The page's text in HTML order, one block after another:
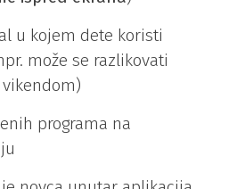
u kojem dete koristi
može se razlikovati
programa na